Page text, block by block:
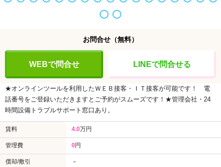
お問合せ （無料）
WEBで問合せ LINEで問合せる
★オンラインツールを利用したＷＥＢ接客・ＩＴ接客が可能です！ 電
話番号をご登録いただきますとご予約がスムーズです！★管理会社・24
時間設備トラブルサポート窓口あり。
賃料 4.0万円
管理費 0円
償却/敷引 －